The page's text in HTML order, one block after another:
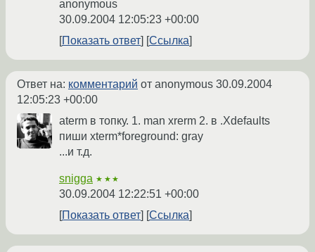
anonymous
30.09.2004 12:05:23 +00:00
Показать ответ
Ссылка
Ответ на: комментарий от anonymous 30.09.2004
12:05:23 +00:00
aterm в топку. 1. man xrerm 2. в .Xdefaults
пиши xterm*foreground: gray
...и т.д.
snigga ★★★
30.09.2004 12:22:51 +00:00
Показать ответ
Ссылка